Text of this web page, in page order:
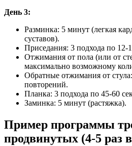
День 3:
Разминка: 5 минут (легкая
суставов).
Приседания: 3 подхода по 12-
Отжимания от пола (или от
максимально возможному
Обратные отжимания от
повторений.
Планка: 3 подхода по 45-60
Заминка: 5 минут (растяжка).
Пример программы
продвинутых (4-5 раз